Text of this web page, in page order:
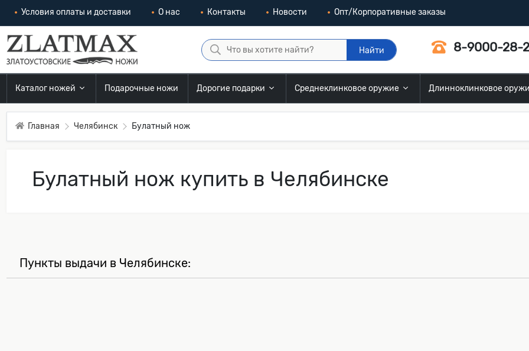
Условия оплаты и доставки О нас Контакты Новости Опт/Корпоративные заказы
Найти 8-9000-28-
Каталог ножей Подарочные ножи Дорогие подарки Среднеклинковое оружие Длинноклинковое
Главная Челябинск Булатный нож
Булатный нож купить в Челябинске
Пункты выдачи в Челябинске: